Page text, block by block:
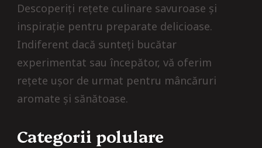
Descoperiți rețete culinare savuroase și
inspirație pentru preparate delicioase.
Indiferent dacă sunteți bucătar
experimentat sau începător, vă oferim
rețete ușor de urmat pentru mâncăruri
aromate și sănătoase.
Categorii polulare